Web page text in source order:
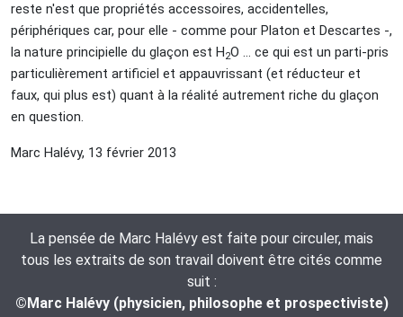
reste n'est que propriétés accessoires, accidentelles,
périphériques car, pour elle - comme pour Platon et Descartes -,
la nature principielle du glaçon est H2O … ce qui est un parti-pris
particulièrement artificiel et appauvrissant (et réducteur et
faux, qui plus est) quant à la réalité autrement riche du glaçon
en question.
Marc Halévy, 13 février 2013
La pensée de Marc Halévy est faite pour circuler, mais
tous les extraits de son travail doivent être cités comme
suit :
©Marc Halévy (physicien, philosophe et prospectiviste)